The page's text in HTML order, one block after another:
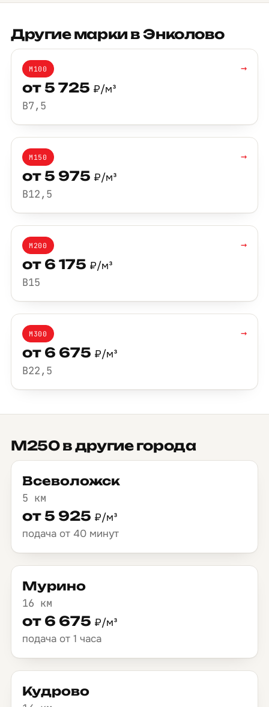
Другие марки в Энколово
М100
от 5 725 ₽/м³
B7,5
→
М150
от 5 975 ₽/м³
B12,5
→
М200
от 6 175 ₽/м³
B15
→
М300
от 6 675 ₽/м³
B22,5
→
М250 в другие города
Всеволожск
5 км
от 5 925 ₽/м³
подача от 40 минут
Мурино
16 км
от 6 675 ₽/м³
подача от 1 часа
Кудрово